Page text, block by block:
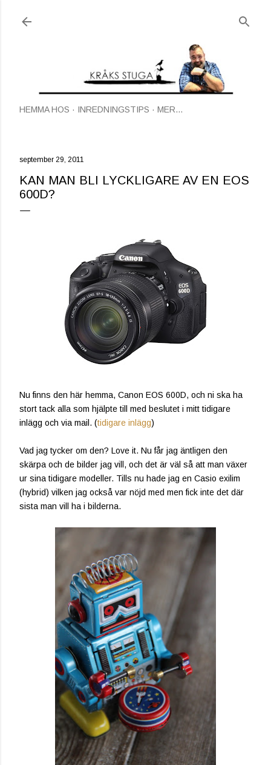
HEMMA HOS INREDNINGSTIPS MER…
september 29, 2011
KAN MAN BLI LYCKLIGARE AV EN EOS
600D?
Nu finns den här hemma, Canon EOS 600D, och ni ska ha
stort tack alla som hjälpte till med beslutet i mitt tidigare
inlägg och via mail. (tidigare inlägg)
Vad jag tycker om den? Love it. Nu får jag äntligen den
skärpa och de bilder jag vill, och det är väl så att man växer
ur sina tidigare modeller. Tills nu hade jag en Casio exilim
(hybrid) vilken jag också var nöjd med men fick inte det där
sista man vill ha i bilderna.